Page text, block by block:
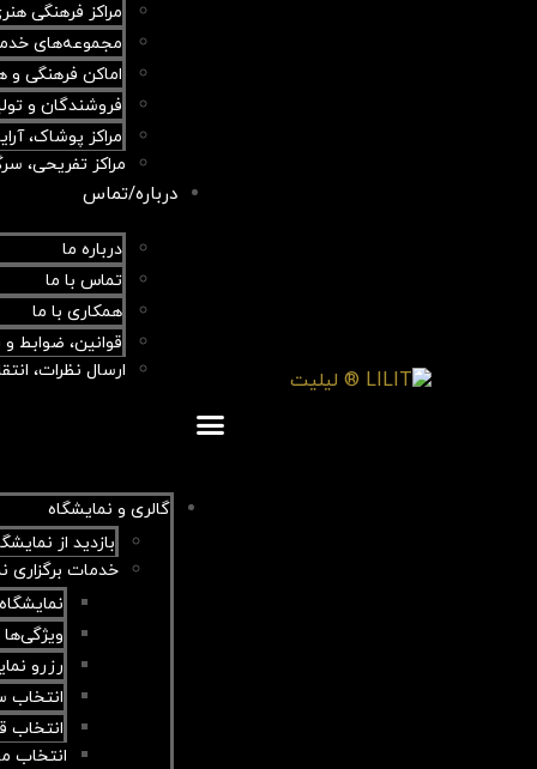
مراکز فرهنگی
مجموعه‌های
اماکن فرهنگی و
فروشندگان و
مراکز پوشاک،
مراکز تفریحی،
درباره/تماس
درباره ما
تماس با ما
همکاری با ما
قوانین، ضوابط
ارسال نظرات،
گالری و نمایشگاه
بازدید از
خدمات برگزاری
ویژگی‌ها
رزرو
انتخاب
انتخاب
انتخاب